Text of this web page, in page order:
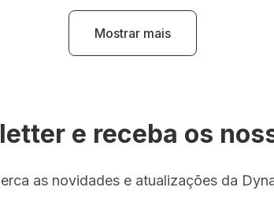
Mostrar mais
e receba os
as novidades e atualizações da